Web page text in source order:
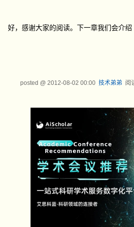
好，感谢大家的阅读。下一章我们会介绍
posted @ 2012-08-02 00:00 技术弟弟 阅